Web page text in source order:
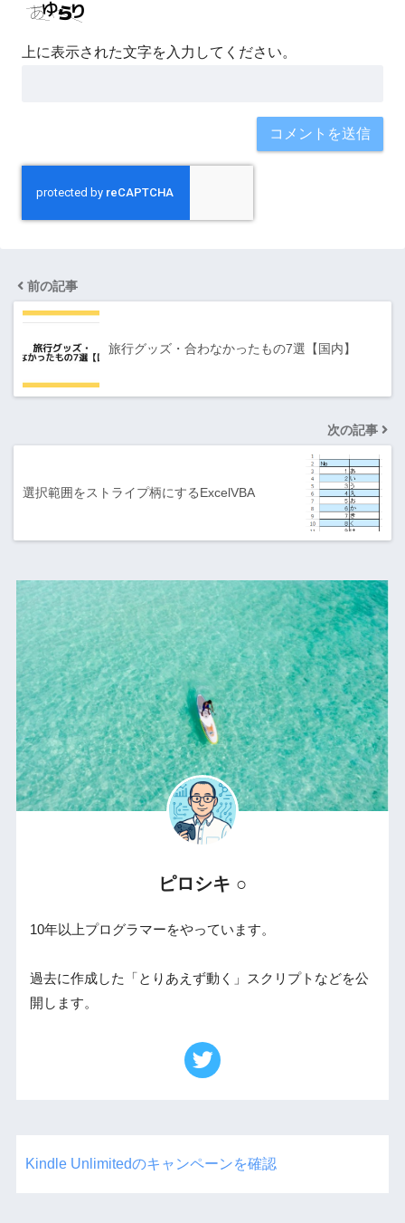
上に表示された文字を入力してください。
前の記事
旅行グッズ・合わなかったもの7選【国内】
次の記事
選択範囲をストライプ柄にするExcelVBA
ピロシキ ○
10年以上プログラマーをやっています。
過去に作成した「とりあえず動く」スクリプトなどを公
開します。
Kindle Unlimitedのキャンペーンを確認